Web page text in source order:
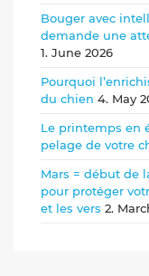
Bouger avec
demande une
1. June 2026
Pourquoi
du chien 4. May
Le printemps en
pelage de votre
Mars = début de
pour protéger
et les vers 2.